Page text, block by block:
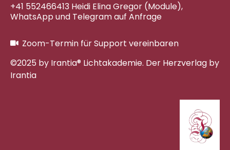
+41 552466413 Heidi Elina Gregor (Module),
WhatsApp und Telegram auf Anfrage
Zoom-Termin für Support vereinbaren
©2025 by Irantia® Lichtakademie. Der Herzverlag by
Irantia